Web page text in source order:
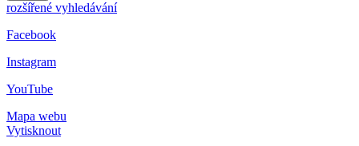
rozšířené vyhledávání
Facebook
Instagram
YouTube
Mapa webu
Vytisknout